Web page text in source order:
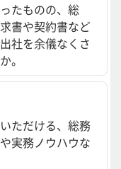
たものの、総
書や契約書など
社を余儀なくさ
。
ただける、総務
実務ノウハウな